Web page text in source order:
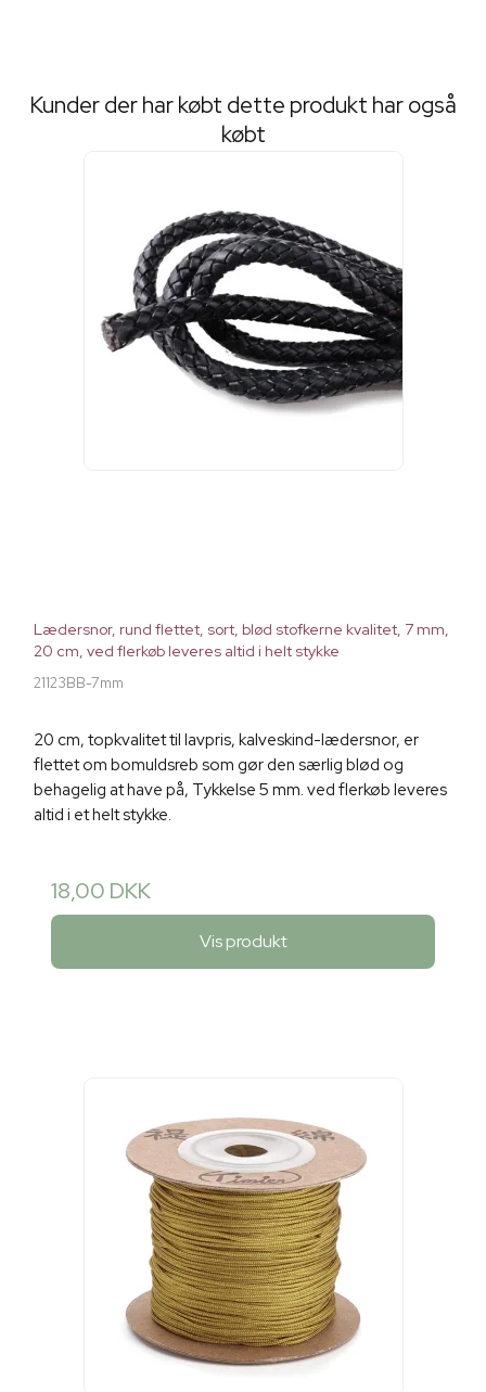
Kunder der har købt dette produkt har også
købt
Lædersnor, rund flettet, sort, blød stofkerne kvalitet, 7 mm,
20 cm, ved flerkøb leveres altid i helt stykke
21123BB-7mm
20 cm, topkvalitet til lavpris, kalveskind-lædersnor, er
flettet om bomuldsreb som gør den særlig blød og
behagelig at have på, Tykkelse 5 mm. ved flerkøb leveres
altid i et helt stykke.
18,00 DKK
Vis produkt